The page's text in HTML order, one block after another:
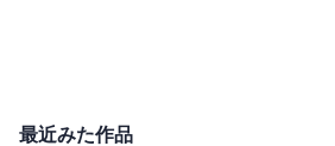
最近みた作品